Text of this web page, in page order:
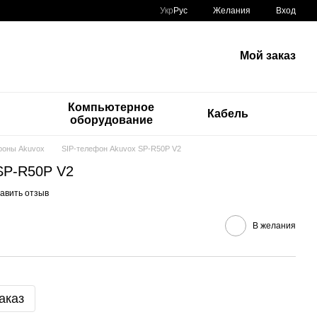
Укр Рус Желания Вход
Мой заказ
Компьютерное
оборудование
Кабель
Akuvox SIP-телефон Akuvox SP-R50P V2
R50P V2
отзыв
В желания